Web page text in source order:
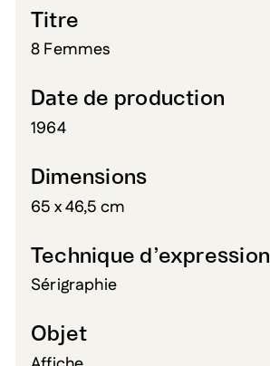
Titre
8 Femmes
Date de production
1964
Dimensions
65 x 46,5 cm
Technique d’expression
Sérigraphie
Objet